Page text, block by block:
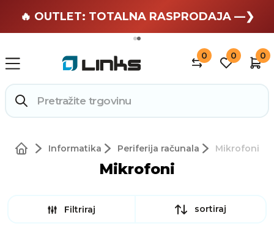
🏄 Zaslužuješ odmor —❯
🔥 OUTLET: TOTALNA RASPRODAJA —❯
0 0 0
Informatika Periferija računala Mikrofoni
Mikrofoni
Filtriraj sortiraj